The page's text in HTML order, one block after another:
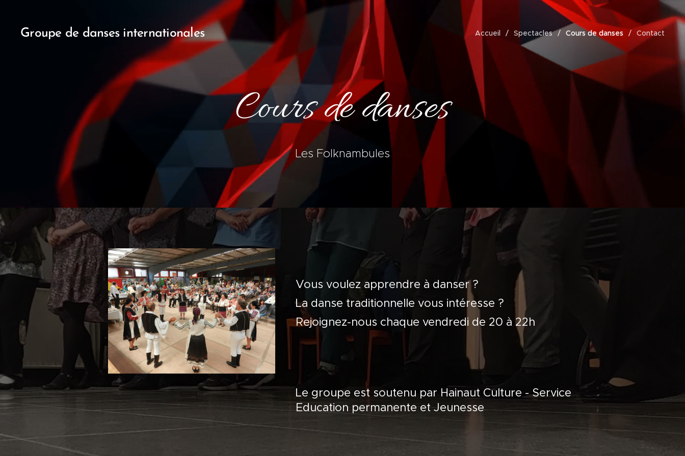
Groupe de danses internationales Accueil Spectacles Cours de danses Contact
Cours de danses
Les Folknambules
Vous voulez apprendre à danser ?
La danse traditionnelle vous intéresse ?
Rejoignez-nous chaque vendredi de 20 à 22h
Le groupe est soutenu par Hainaut Culture - Service
Education permanente et Jeunesse